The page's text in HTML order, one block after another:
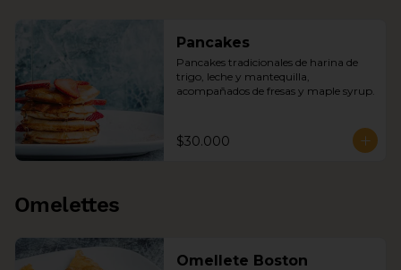
Pancakes
Pancakes tradicionales de harina de
trigo, leche y mantequilla,
acompañados de fresas y maple syrup.
$30.000
Omelettes
Omellete Boston